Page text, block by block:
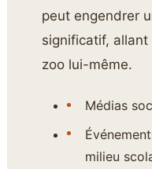
peut engendrer
significatif,
zoo lui-même.
Médias
milieu